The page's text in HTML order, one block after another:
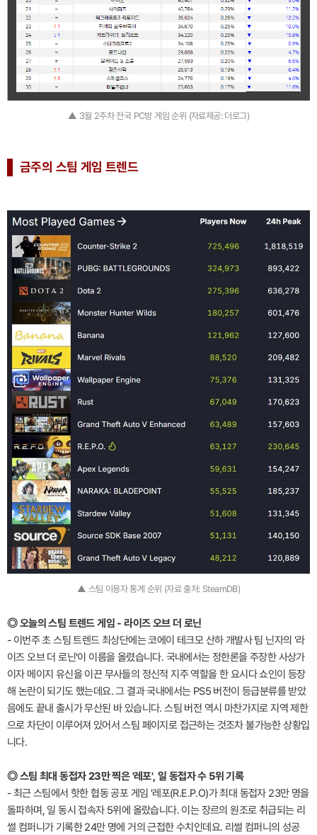
▲ 3월 2주차 전국 PC방 게임 순위 (자료제공: 더로그)
금주의 스팀 게임 트렌드
▲ 스팀 이용자 통계 순위 (자료 출처: SteamDB)
◎ 오늘의 스팀 트렌드 게임 - 라이즈 오브 더 로닌
- 이번주 초 스팀 트렌드 최상단에는 코에이 테크모 산하 개발사 팀 닌자의 '라
이즈 오브 더 로닌'이 이름을 올렸습니다. 국내에서는 정한론을 주장한 사상가
이자 메이지 유신을 이끈 무사들의 정신적 지주 역할을 한 요시다 쇼인이 등장
해 논란이 되기도 했는데요. 그 결과 국내에서는 PS5 버전이 등급분류를 받았
음에도 끝내 출시가 무산된 바 있습니다. 스팀 버전 역시 마찬가지로 지역 제한
으로 차단이 이루어져 있어서 스팀 페이지로 접근하는 것조차 불가능한 상황입
니다.
◎ 스팀 최대 동접자 23만 찍은 '레포', 일 동접자 수 5위 기록
- 최근 스팀에서 핫한 협동 공포 게임 '레포(R.E.P.O)가 최대 동접자 23만 명을
돌파하며, 일 동시 접속자 5위에 올랐습니다. 이는 장르의 원조로 취급되는 리
썰 컴퍼니가 기록한 24만 명에 거의 근접한 수치인데요. 리썰 컴퍼니의 성공